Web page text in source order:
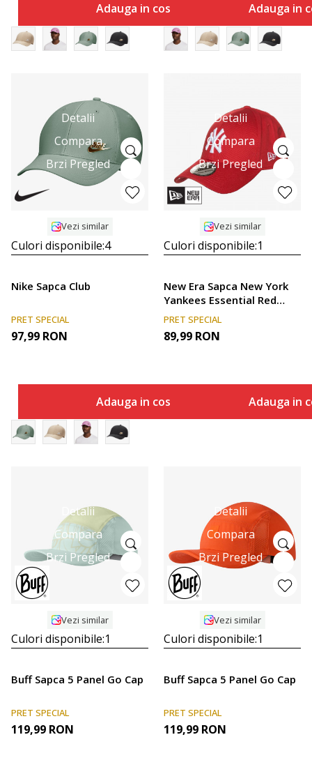
Adauga in cos Adauga in
Detalii
Compara
Brzi Pregled
Vezi similar
Culori disponibile:4
Nike Sapca Club
PRET SPECIAL
97,99 RON
Adauga in cos
Detalii
Compara
Brzi Pregled
Vezi similar
Culori disponibile:1
New Era Sapca New York
Yankees Essential Red
39THIRTY Cap
PRET SPECIAL
89,99 RON
Adauga in
Detalii
Compara
Brzi Pregled
Vezi similar
Culori disponibile:1
Buff Sapca 5 Panel Go Cap
PRET SPECIAL
119,99 RON
Detalii
Compara
Brzi Pregled
Vezi similar
Culori disponibile:1
Buff Sapca 5 Panel Go Cap
PRET SPECIAL
119,99 RON